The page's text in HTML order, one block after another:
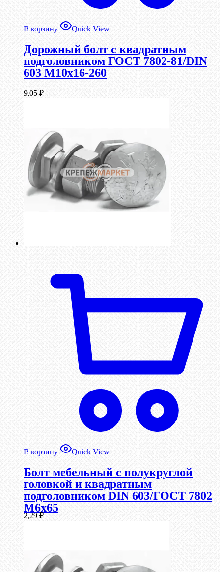
В корзину Quick View
Дорожный болт с квадратным
подголовником ГОСТ 7802-81/DIN
603 М10х16-260
9,05 ₽
В корзину Quick View
Болт мебельный с полукруглой
головкой и квадратным
подголовником DIN 603/ГОСТ 7802
М6х65
2,29₽